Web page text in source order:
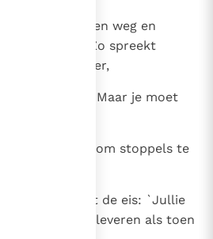
gingen weg en
bekend: `Zo spreekt
geen stro meer,
maar zoeken. Maar je moet
afleveren.'
heel Egypte af om stoppels te
hen op met de eis: `Jullie
werk leveren als toen